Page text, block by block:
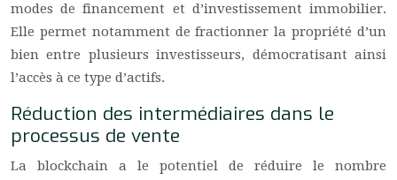
modes de financement et d’investissement immobilier.
Elle permet notamment de fractionner la propriété d’un
bien entre plusieurs investisseurs, démocratisant ainsi
l’accès à ce type d’actifs.
Réduction des intermédiaires dans le
processus de vente
La blockchain a le potentiel de réduire le nombre